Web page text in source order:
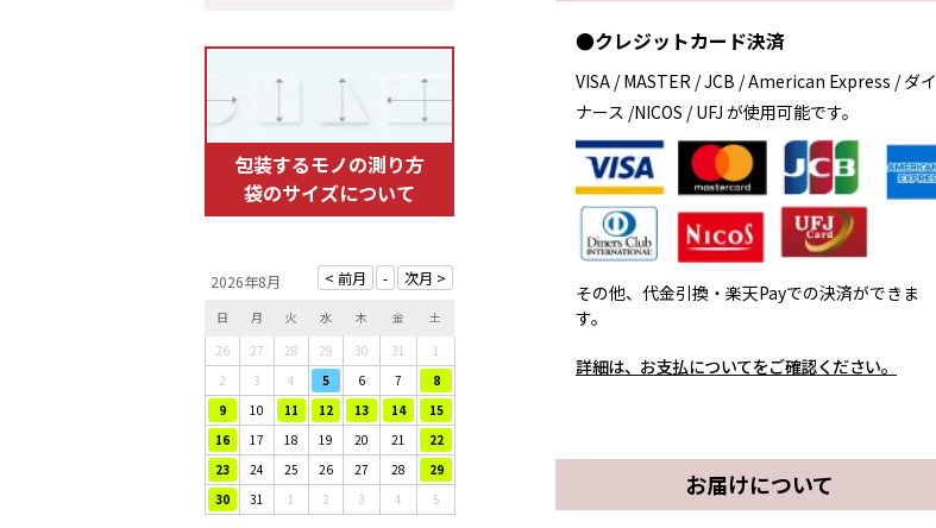
包装するモノの測り方
袋のサイズについて
2026年8月
日 月 火 水 木 金
土
26
27 28 29 30 31
1
2
3 4 5 6 7
8
9
10 11 12 13 14
15
16
17 18 19 20 21
22
23
24 25 26 27 28
29
30
31 1 2 3 4 5
●クレジットカード決済
VISA / MASTER / JCB / American Express / ダイ
ナース /NICOS / UFJ が使用可能です。
その他、代金引換・楽天Payでの決済ができま
す。
詳細は、お支払についてをご確認ください。
お届けについて